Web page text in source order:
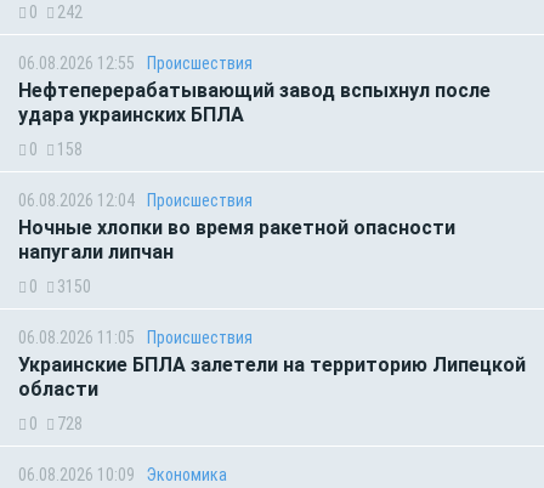
0 242
06.08.2026 12:55 Происшествия
Нефтеперерабатывающий завод вспыхнул после
удара украинских БПЛА
0 158
06.08.2026 12:04 Происшествия
Ночные хлопки во время ракетной опасности
напугали липчан
0 3150
06.08.2026 11:05 Происшествия
Украинские БПЛА залетели на территорию Липецкой
области
0 728
06.08.2026 10:09 Экономика